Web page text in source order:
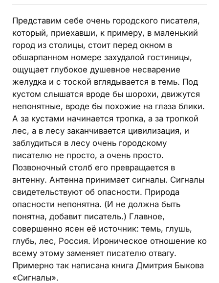
Представим себе очень городского писателя,
который, приехавши, к примеру, в маленький
город из столицы, стоит перед окном в
обшарпанном номере захудалой гостиницы,
ощущает глубокое душевное несварение
желудка и с тоской вглядывается в темь. Под
кустом слышатся вроде бы шорохи, движутся
непонятные, вроде бы похожие на глаза блики.
А за кустами начинается тропка, а за тропкой
лес, а в лесу заканчивается цивилизация, и
заблудиться в лесу очень городскому
писателю не просто, а очень просто.
Позвоночный столб его превращается в
антенну. Антенна принимает сигналы. Сигналы
свидетельствуют об опасности. Природа
опасности непонятна. (И не должна быть
понятна, добавит писатель.) Главное,
совершенно ясен её источник: темь, глушь,
глубь, лес, Россия. Ироническое отношение ко
всему этому заменяет писателю отвагу.
Примерно так написана книга Дмитрия Быкова
«Сигналы».